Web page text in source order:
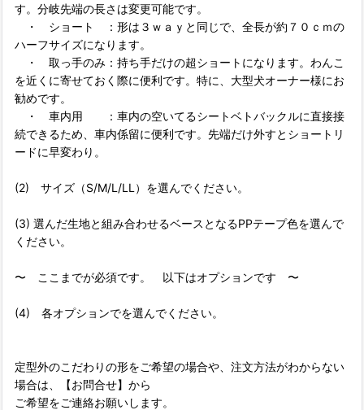
す。分岐先端の長さは変更可能です。
・ ショート ：形は３ｗａｙと同じで、全長が約７０ｃｍの
ハーフサイズになります。
・ 取っ手のみ：持ち手だけの超ショートになります。わんこ
を近くに寄せておく際に便利です。特に、大型犬オーナー様にお
勧めです。
・ 車内用 ：車内の空いてるシートベトバックルに直接接
続できるため、車内係留に便利です。先端だけ外すとショートリ
ードに早変わり。
(2) サイズ（S/M/L/LL）を選んでください。
(3) 選んだ生地と組み合わせるベースとなるPPテープ色を選んで
ください。
〜 ここまでが必須です。 以下はオプションです 〜
(4) 各オプションでを選んでください。
定型外のこだわりの形をご希望の場合や、注文方法がわからない
場合は、【お問合せ】から
ご希望をご連絡お願いします。